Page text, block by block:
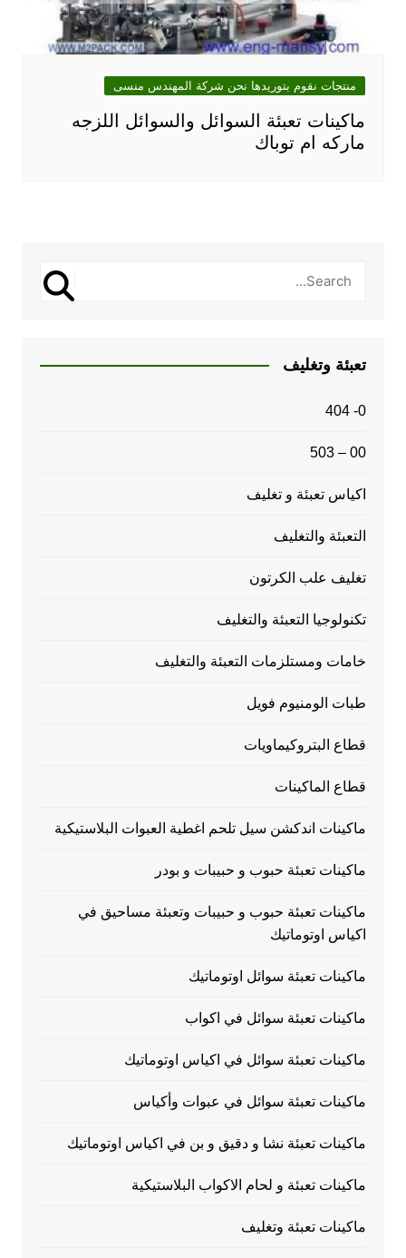
منتجات نقوم بتوريدها نحن شركة المهندس منسى
ماكينات تعبئة السوائل والسوائل اللزجه
ماركه ام توباك
تعبئة وتغليف
0- 404
00 – 503
اكياس تعبئة و تغليف
التعبئة والتغليف
تغليف علب الكرتون
تكنولوجيا التعبئة والتغليف
خامات ومستلزمات التعبئة والتغليف
طبات الومنيوم فويل
قطاع البتروكيماويات
قطاع الماكينات
ماكينات اندكشن سيل تلحم اغطية العبوات البلاستيكية
ماكينات تعبئة حبوب و حبيبات و بودر
ماكينات تعبئة حبوب و حبيبات وتعبئة مساحيق في
اكياس اوتوماتيك
ماكينات تعبئة سوائل اوتوماتيك
ماكينات تعبئة سوائل في اكواب
ماكينات تعبئة سوائل في اكياس اوتوماتيك
ماكينات تعبئة سوائل في عبوات وأكياس
ماكينات تعبئة نشا و دقيق و بن في اكياس اوتوماتيك
ماكينات تعبئة و لحام الاكواب البلاستيكية
ماكينات تعبئة وتغليف